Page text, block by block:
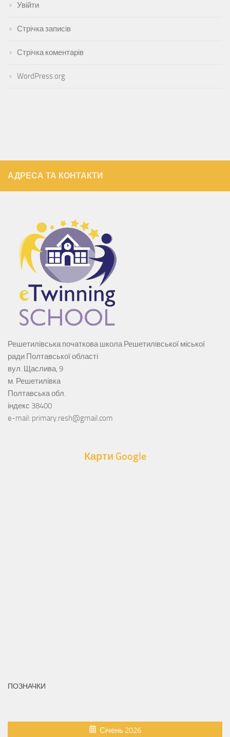
Увійти
Стрічка записів
Стрічка коментарів
WordPress.org
АДРЕСА ТА КОНТАКТИ
Решетилівська початкова школа Решетилівської міської
ради Полтавської області
вул. Щаслива, 9
м. Решетилівка
Полтавська обл.
індекс 38400
e-mail: primary.resh@gmail.com
Карти Google
ПОЗНАЧКИ
Січень 2026